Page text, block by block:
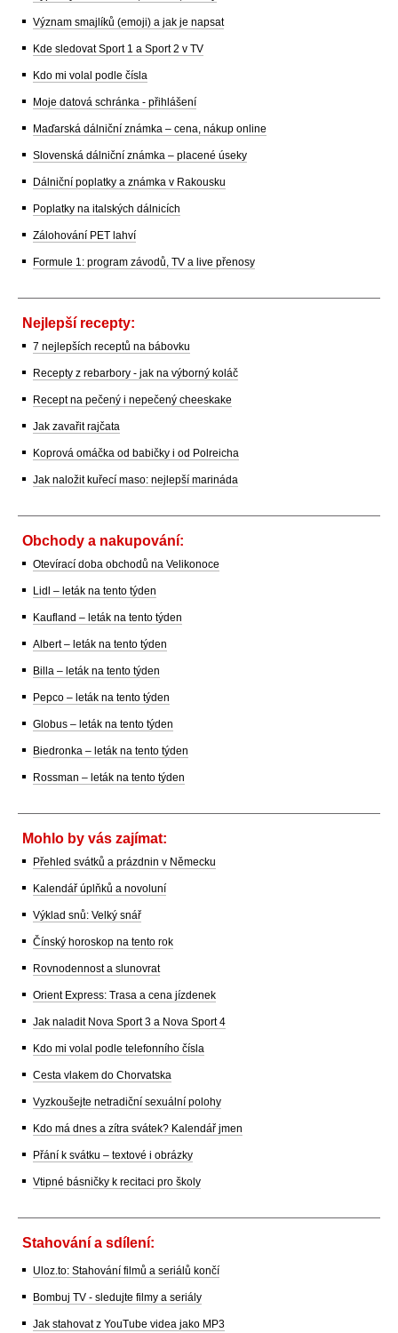
Význam smajlíků (emoji) a jak je napsat
Kde sledovat Sport 1 a Sport 2 v TV
Kdo mi volal podle čísla
Moje datová schránka - přihlášení
Maďarská dálniční známka – cena, nákup online
Slovenská dálniční známka – placené úseky
Dálniční poplatky a známka v Rakousku
Poplatky na italských dálnicích
Zálohování PET lahví
Formule 1: program závodů, TV a live přenosy
Nejlepší recepty:
7 nejlepších receptů na bábovku
Recepty z rebarbory - jak na výborný koláč
Recept na pečený i nepečený cheeskake
Jak zavařit rajčata
Koprová omáčka od babičky i od Polreicha
Jak naložit kuřecí maso: nejlepší marináda
Obchody a nakupování:
Otevírací doba obchodů na Velikonoce
Lidl – leták na tento týden
Kaufland – leták na tento týden
Albert – leták na tento týden
Billa – leták na tento týden
Pepco – leták na tento týden
Globus – leták na tento týden
Biedronka – leták na tento týden
Rossman – leták na tento týden
Mohlo by vás zajímat:
Přehled svátků a prázdnin v Německu
Kalendář úplňků a novoluní
Výklad snů: Velký snář
Čínský horoskop na tento rok
Rovnodennost a slunovrat
Orient Express: Trasa a cena jízdenek
Jak naladit Nova Sport 3 a Nova Sport 4
Kdo mi volal podle telefonního čísla
Cesta vlakem do Chorvatska
Vyzkoušejte netradiční sexuální polohy
Kdo má dnes a zítra svátek? Kalendář jmen
Přání k svátku – textové i obrázky
Vtipné básničky k recitaci pro školy
Stahování a sdílení:
Uloz.to: Stahování filmů a seriálů končí
Bombuj TV - sledujte filmy a seriály
Jak stahovat z YouTube videa jako MP3